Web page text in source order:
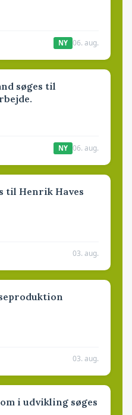
NY 06. aug.
søges til
NY 06. aug.
til Henrik Haves
03. aug.
03. aug.
i udvikling søges